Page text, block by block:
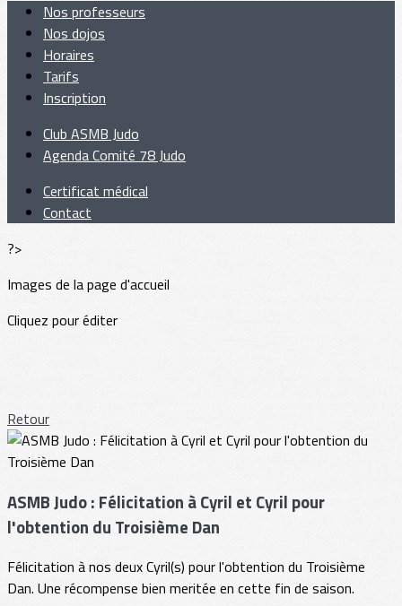
Nos professeurs
Nos dojos
Horaires
Tarifs
Inscription
Club ASMB Judo
Agenda Comité 78 Judo
Certificat médical
Contact
?>
Images de la page d'accueil
Cliquez pour éditer
Retour
ASMB Judo : Félicitation à Cyril et Cyril pour
l'obtention du Troisième Dan
Félicitation à nos deux Cyril(s) pour l'obtention du Troisième
Dan. Une récompense bien meritée en cette fin de saison.